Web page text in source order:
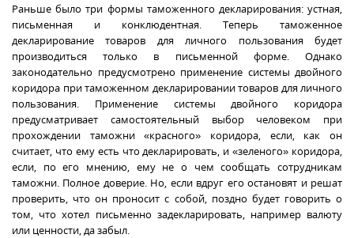
Раньше было три формы таможенного декларирования: устная,
письменная и конклюдентная. Теперь таможенное
декларирование товаров для личного пользования будет
производиться только в письменной форме.
Однако
законодательно предусмотрено применение системы двойного
коридора при таможенном декларировании товаров для личного
пользования.
Применение системы двойного коридора
предусматривает самостоятельный выбор человеком при
прохождении таможни «красного» коридора, если, как он
считает, что ему есть что декларировать, и «зеленого» коридора,
если, по его мнению, ему не о чем сообщать сотрудникам
таможни. Полное доверие. Но, если вдруг его остановят и решат
проверить, что он проносит с собой, поздно будет говорить о
том, что хотел письменно задекларировать, например валюту
или ценности, да забыл.